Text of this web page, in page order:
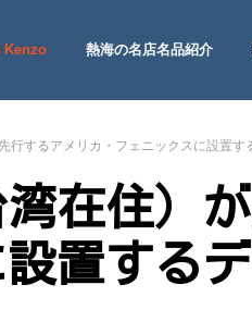
Site
Kenzo 熱海の名店名品紹介
行するアメリカ・フェニックスに設置す
在住）
置する